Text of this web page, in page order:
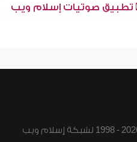
تطبيق صوتيات إسلام ويب